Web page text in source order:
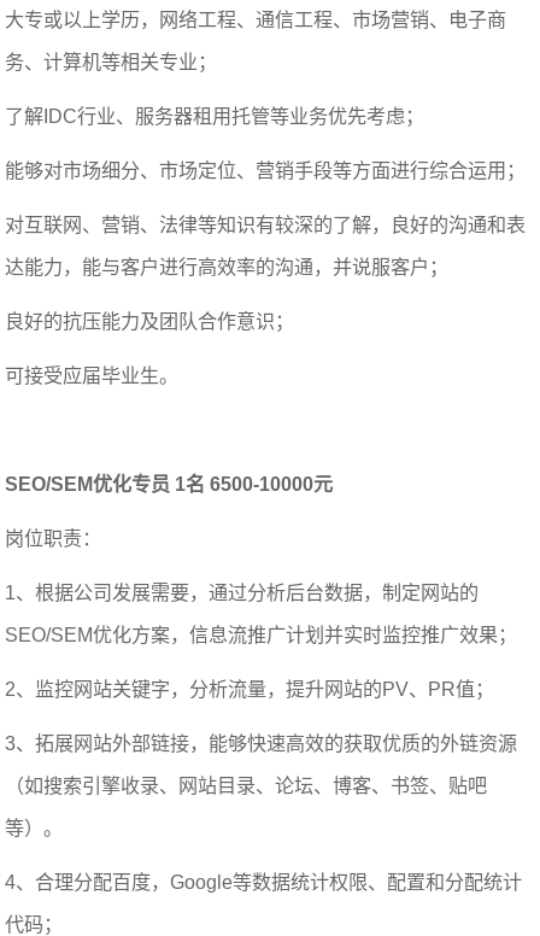
大专或以上学历，网络工程、通信工程、市场营销、电子商
务、计算机等相关专业；
了解IDC行业、服务器租用托管等业务优先考虑；
能够对市场细分、市场定位、营销手段等方面进行综合运用；
对互联网、营销、法律等知识有较深的了解，良好的沟通和表
达能力，能与客户进行高效率的沟通，并说服客户；
良好的抗压能力及团队合作意识；
可接受应届毕业生。
SEO/SEM优化专员 1名 6500-10000元
岗位职责：
1、根据公司发展需要，通过分析后台数据，制定网站的
SEO/SEM优化方案，信息流推广计划并实时监控推广效果；
2、监控网站关键字，分析流量，提升网站的PV、PR值；
3、拓展网站外部链接，能够快速高效的获取优质的外链资源
（如搜索引擎收录、网站目录、论坛、博客、书签、贴吧
等）。
4、合理分配百度，Google等数据统计权限、配置和分配统计
代码；